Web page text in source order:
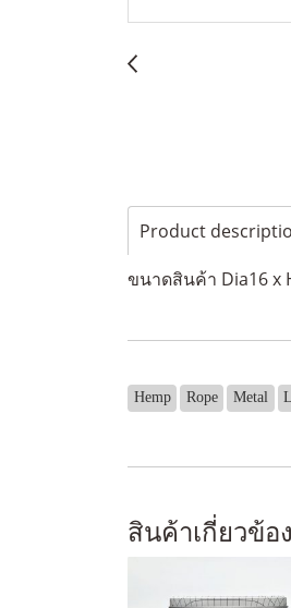
Product
ขนาดสินค้า Dia16 x
Hemp Rope Metal
สินค้าเกี่ยวข้อง